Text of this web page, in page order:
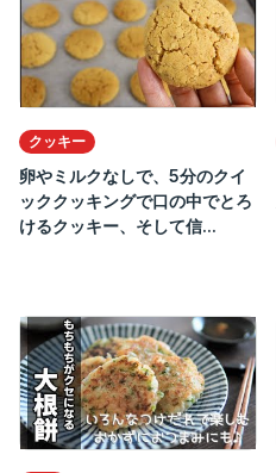
クッキー
卵やミルクなしで、5分のクイ
ッククッキングで口の中でとろ
けるクッキー、そして信...